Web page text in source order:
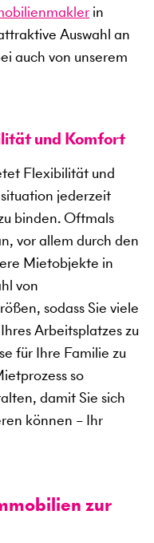
in
Auswahl an
auch von unserem
und Komfort
Flexibilität und
jederzeit
binden. Oftmals
vor allem durch den
Mietobjekte in
von
sodass Sie viele
Arbeitsplatzes zu
für Ihre Familie zu
so
damit Sie sich
können – Ihr
zur